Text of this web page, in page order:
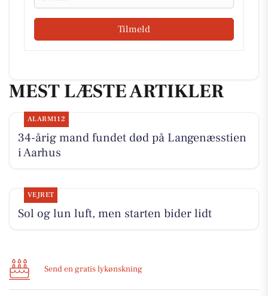
Tilmeld
MEST LÆSTE ARTIKLER
ALARM112
34-årig mand fundet død på Langenæsstien
i Aarhus
VEJRET
Sol og lun luft, men starten bider lidt
Send en gratis lykønskning